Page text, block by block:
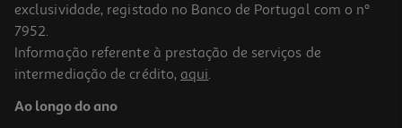
exclusividade, registado no Banco de Portugal com o nº
7952.
Informação referente à prestação de serviços de
intermediação de crédito, aqui.
Ao longo do ano